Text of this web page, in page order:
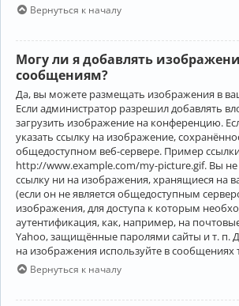
Вернуться к началу
Могу ли я добавлять
сообщениям?
Да, вы можете размещать изображения в
Если администратор разрешил добавлять
загрузить изображение на конференцию.
указать ссылку на изображение,
общедоступном веб-сервере. Пример
http://www.example.com/my-picture.gif. Вы
ссылку ни на изображения, хранящиеся на
(если он не является общедоступным
изображения, для доступа к которым
аутентификация, как, например, на
Yahoo, защищённые паролями сайты и т. п.
на изображения используйте в сообщениях
Вернуться к началу